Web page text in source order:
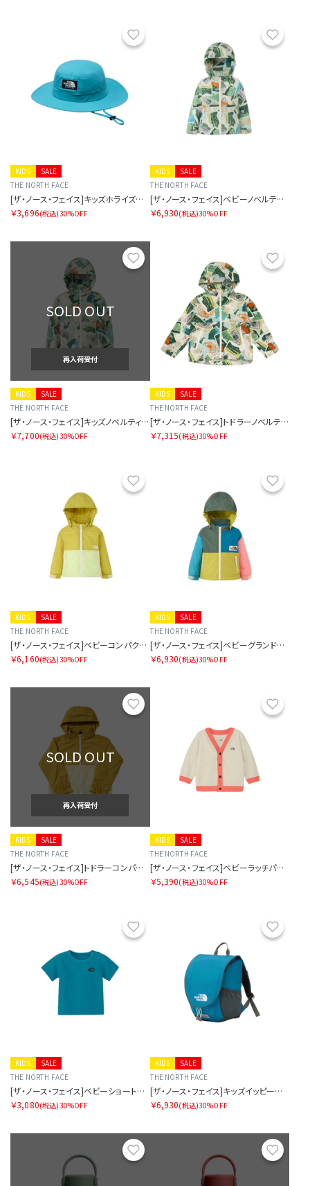
お気に入り
SALE
KIDS
THE NORTH FACE
[ザ・ノース・フェイス]キッズホライズンハット
￥3,696(税込)30%OFF
SALE
KIDS
THE NORTH FACE
[ザ・ノース・フェイス]ベビーノベルティコンパクトジャケット
￥6,930(税込)30%OFF
お気に入り
SOLD OUT
再入荷受付
SALE
KIDS
THE NORTH FACE
[ザ・ノース・フェイス]キッズノベルティコンパクトジャケット
￥7,700(税込)30%OFF
SALE
KIDS
THE NORTH FACE
[ザ・ノース・フェイス]トドラーノベルティコンパクトジャケット
￥7,315(税込)30%OFF
お気に入り
SALE
KIDS
THE NORTH FACE
[ザ・ノース・フェイス]ベビーコンパクトジャケット
￥6,160(税込)30%OFF
SALE
KIDS
THE NORTH FACE
[ザ・ノース・フェイス]ベビーグランドコンパクトジャケット
￥6,930(税込)30%OFF
お気に入り
SOLD OUT
再入荷受付
SALE
KIDS
THE NORTH FACE
[ザ・ノース・フェイス]トドラーコンパクトジャケット
￥6,545(税込)30%OFF
SALE
KIDS
THE NORTH FACE
[ザ・ノース・フェイス]ベビーラッチパイルカーディガン
￥5,390(税込)30%OFF
お気に入り
SALE
KIDS
THE NORTH FACE
[ザ・ノース・フェイス]ベビーショートスリーブラッチパイルティー
￥3,080(税込)30%OFF
SALE
KIDS
THE NORTH FACE
[ザ・ノース・フェイス]キッズイッピーパック
￥6,930(税込)30%OFF
お気に入り